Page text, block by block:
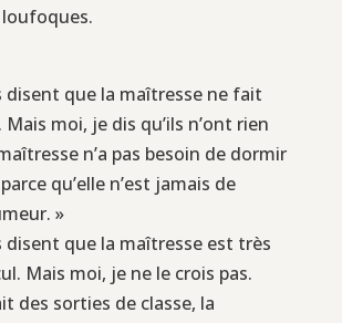
disent que la maîtresse ne fait
Mais moi, je dis qu’ils n’ont rien
n’a pas besoin de dormir
qu’elle n’est jamais de
»
disent que la maîtresse est très
Mais moi, je ne le crois pas.
des sorties de classe, la